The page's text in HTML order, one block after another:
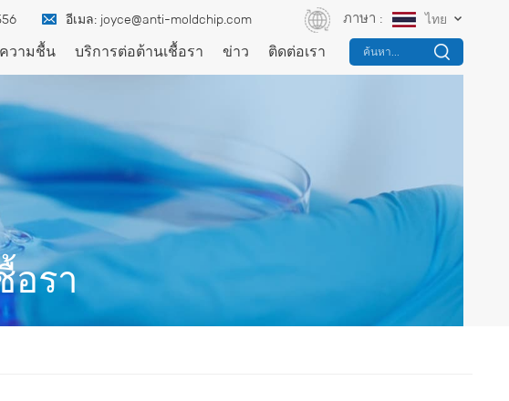
อีเมล: joyce@anti-moldchip.com ภาษา : ไทย
วามชื้น บริการต่อต้านเชื้อรา ข่าว ติดต่อเรา ค้นหา...
รา